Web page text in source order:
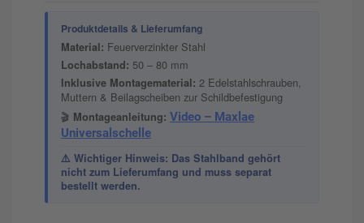
Produktdetails & Lieferumfang
Material: Feuerverzinkter Stahl
Lochabstand: 50 – 80 mm
Inklusive Montagematerial: 2 Edelstahlschrauben,
Muttern & Beilagscheiben zur Schildbefestigung
🎬 Montageanleitung: Video – Maxlae
Universalschelle
⚠️ Wichtiger Hinweis: Das Stahlband gehört
nicht zum Lieferumfang und muss separat
bestellt werden.